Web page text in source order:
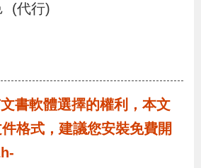
(代行)
書軟體選擇的權利，本文
格式，建議您安裝免費開